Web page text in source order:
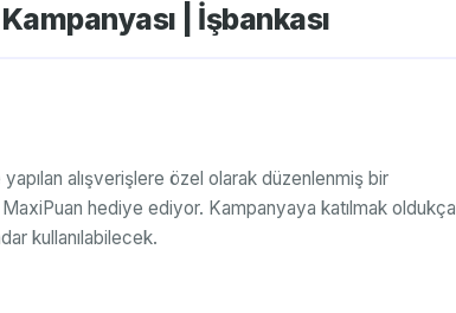
| İşbankası
alışverişlere özel olarak düzenlenmiş bir
hediye ediyor. Kampanyaya katılmak oldukça
kullanılabilecek.